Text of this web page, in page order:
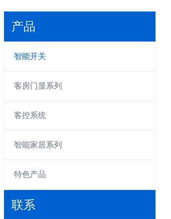
产品
智能开关
客房门显系列
客控系统
智能家居系列
特色产品
联系